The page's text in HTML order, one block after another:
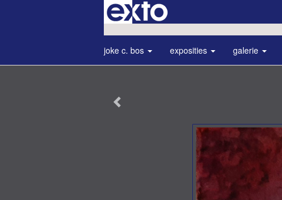
joke c. bos exposities galerie